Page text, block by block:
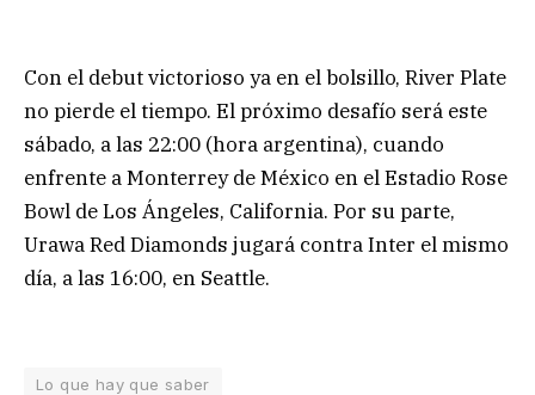
Con el debut victorioso ya en el bolsillo, River Plate
no pierde el tiempo. El próximo desafío será este
sábado, a las 22:00 (hora argentina), cuando
enfrente a Monterrey de México en el Estadio Rose
Bowl de Los Ángeles, California. Por su parte,
Urawa Red Diamonds jugará contra Inter el mismo
día, a las 16:00, en Seattle.
Lo que hay que saber